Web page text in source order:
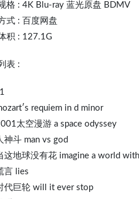
格 : 4K Blu-ray 蓝光原盘 BDMV
式 : 百度网盘
积 : 127.1G
表 :
requiem in d minor
太空漫游 a space odyssey
神斗 man vs god
这地球没有花 imagine a world
言 lies
代巨轮 will it ever stop